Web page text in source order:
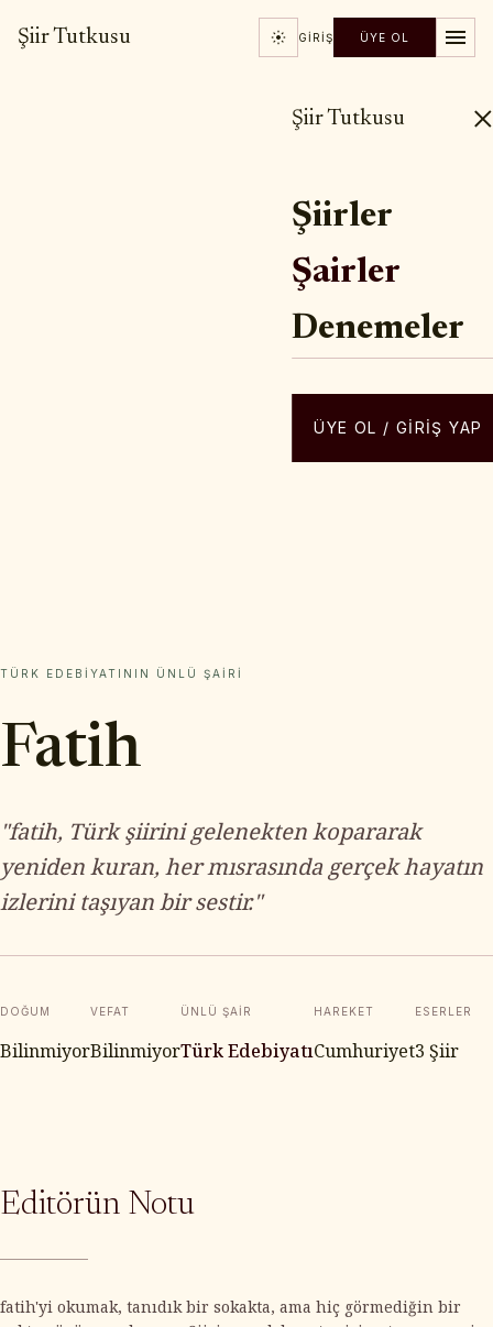
Şiir Tutkusu GIRIŞ ÜYE OL
Şiir Tutkusu
Şiirler
Şairler
Denemeler
ÜYE OL / GIRIŞ YAP
TÜRK EDEBIYATININ ÜNLÜ ŞAIRI
Fatih
"fatih, Türk şiirini gelenekten kopararak
yeniden kuran, her mısrasında gerçek hayatın
izlerini taşıyan bir sestir."
DOĞUM
Bilinmiyor
VEFAT
Bilinmiyor
ÜNLÜ ŞAIR
Türk Edebiyatı
HAREKET
Cumhuriyet
ESERLER
3 Şiir
Editörün Notu
fatih'yi okumak, tanıdık bir sokakta, ama hiç görmediğin bir